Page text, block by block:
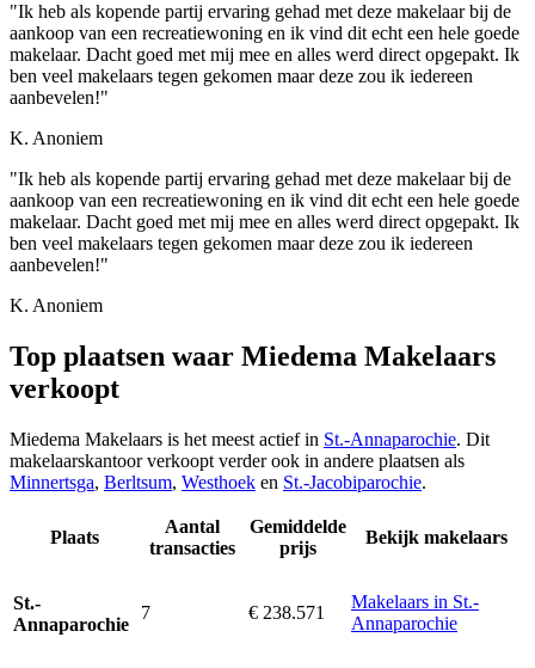
"Ik heb als kopende partij ervaring gehad met deze makelaar bij de
aankoop van een recreatiewoning en ik vind dit echt een hele goede
makelaar. Dacht goed met mij mee en alles werd direct opgepakt. Ik
ben veel makelaars tegen gekomen maar deze zou ik iedereen
aanbevelen!"
K. Anoniem
"Ik heb als kopende partij ervaring gehad met deze makelaar bij de
aankoop van een recreatiewoning en ik vind dit echt een hele goede
makelaar. Dacht goed met mij mee en alles werd direct opgepakt. Ik
ben veel makelaars tegen gekomen maar deze zou ik iedereen
aanbevelen!"
K. Anoniem
Top plaatsen waar Miedema Makelaars
verkoopt
Miedema Makelaars is het meest actief in St.-Annaparochie. Dit
makelaarskantoor verkoopt verder ook in andere plaatsen als
Minnertsga, Berltsum, Westhoek en St.-Jacobiparochie.
Plaats
Aantal
transacties
Gemiddelde
prijs
Bekijk makelaars
St.-
Annaparochie
7 € 238.571
Makelaars in St.-
Annaparochie